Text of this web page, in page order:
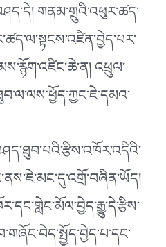
གནམ་གྲུའི་འཕུར་ཚད་
འཕྲུལ་